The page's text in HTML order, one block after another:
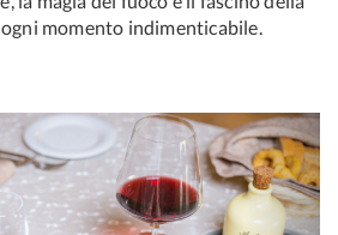
momento indimenticabile.
Next